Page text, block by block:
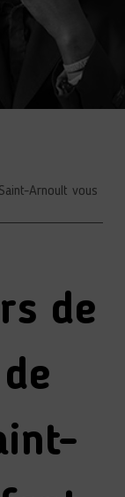
Arnoult vous
de